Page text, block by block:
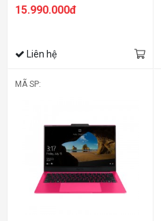
15.990.000đ
Liên hệ
MÃ SP: